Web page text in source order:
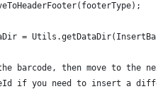
=
barcode, then move to the
if you need to insert a